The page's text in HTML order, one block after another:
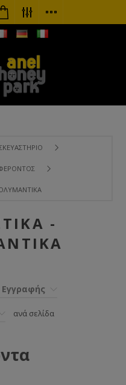
-
ανά σελίδα